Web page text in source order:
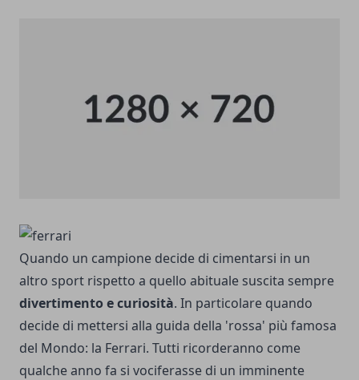
Quando un campione decide di cimentarsi in un
altro sport rispetto a quello abituale suscita sempre
divertimento e curiosità. In particolare quando
decide di mettersi alla guida della 'rossa' più famosa
del Mondo: la Ferrari. Tutti ricorderanno come
qualche anno fa si vociferasse di un imminente